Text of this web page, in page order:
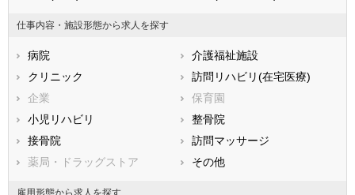
広島県
徳島県
香川県
高知県
福岡県
熊本県
鹿児島県
仕事内容・施設形態から求人を探す
病院
介護福祉施設
クリニック
訪問リハビリ(在宅医療)
企業
保育園
小児リハビリ
整骨院
接骨院
訪問マッサージ
薬局・ドラッグストア
その他
雇用形態から求人を探す